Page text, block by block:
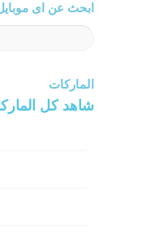
ابحث عن اى
الماركات
شاهد كل